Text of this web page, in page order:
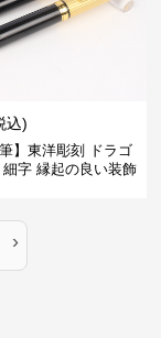
込)
筆】東洋彫刻 ドラゴ
字 縁起の良い装飾
›